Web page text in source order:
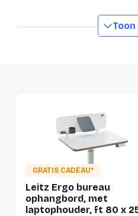
Productformaat
Gewicht
Verpakking
Per stuk
Hoeveelheid:
1
GRATIS CADEAU*
Leitz Ergo bureau
ophangbord, met
laptophouder, ft 80 x